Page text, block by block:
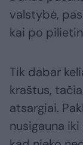
valstybė,
kai po
Tik dabar
kraštus,
atsargiai.
nusigauna